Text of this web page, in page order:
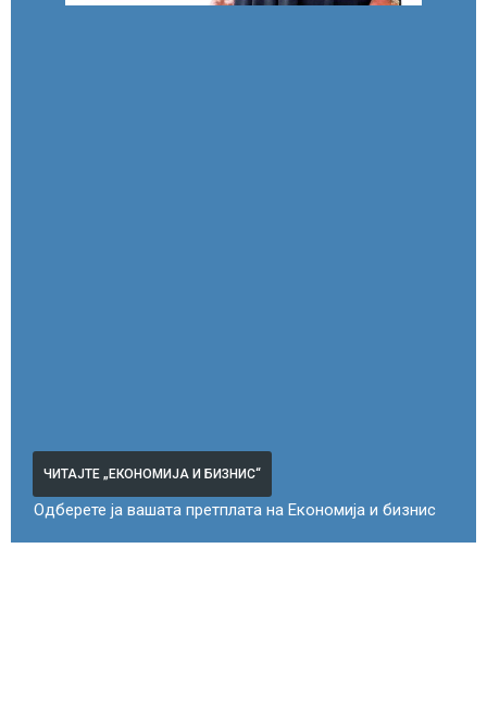
ЧИТАЈТЕ „ЕКОНОМИЈА И БИЗНИС“
Одберете ја вашата претплата на Економија и бизнис